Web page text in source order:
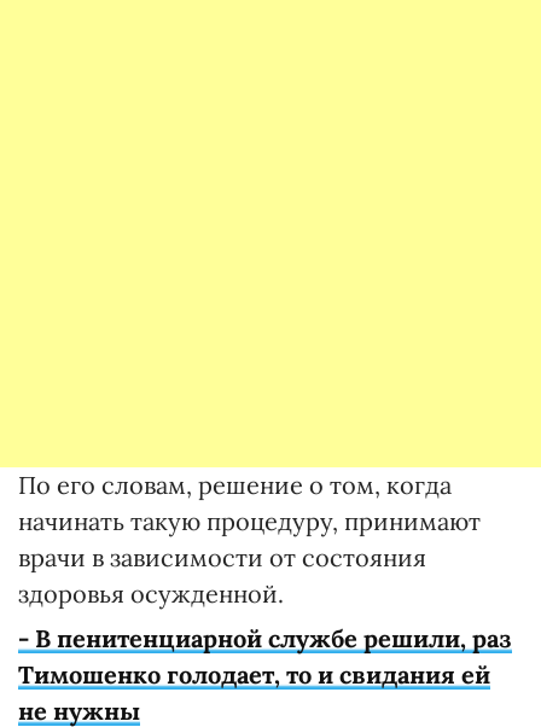
По его словам, решение о том, когда
начинать такую процедуру, принимают
врачи в зависимости от состояния
здоровья осужденной.
- В пенитенциарной службе решили, раз
Тимошенко голодает, то и свидания ей
не нужны